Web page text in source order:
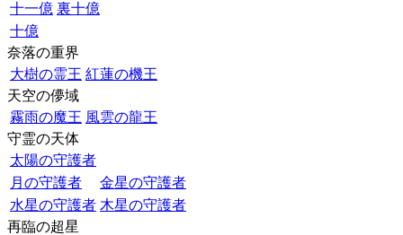
十一億 裏十億
十億
奈落の重界
大樹の霊王 紅蓮の機王
天空の儚域
霧雨の魔王 風雲の龍王
守霊の天体
太陽の守護者
月の守護者
金星の守護者
水星の守護者 木星の守護者
再臨の超星